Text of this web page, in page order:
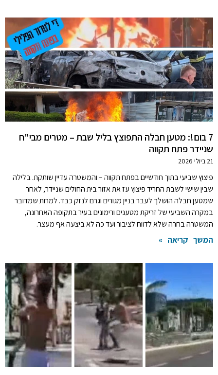
7 בום!: מטען חבלה התפוצץ בליל שבת – מטרים מבי"ח
שניידר פתח תקווה
21 ביולי 2026
פיצוץ שביעי בתוך חודשיים בפתח תקווה – והמשטרה עדיין שותקת. בלילה
שבין שישי לשבת החריד פיצוץ עז את אזור בית החולים שניידר, לאחר
שמטען חבלה הושלך לעבר בניין מגורים וגרם לנזק כבד. למרות שמדובר
במקרה השביעי של זריקת מטענים ורימונים בעיר בתקופה האחרונה,
המשטרה בחרה שלא לדווח לציבור ועד כה לא ביצעה אף מעצר.
המשך קריאה »